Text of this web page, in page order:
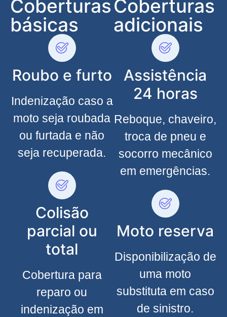
Coberturas
básicas
Roubo e furto
Indenização caso a
moto seja roubada
ou furtada e não
seja recuperada.
Colisão
parcial ou
total
Cobertura para
reparo ou
indenização em
Coberturas
adicionais
Assistência
24 horas
Reboque, chaveiro,
troca de pneu e
socorro mecânico
em emergências.
Moto reserva
Disponibilização de
uma moto
substituta em caso
de sinistro.